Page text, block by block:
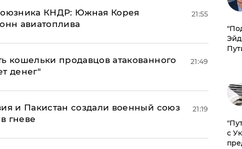
КНДР: Южная Корея
авиатоплива
21:55
кошельки продавцов атакованного
денег"
21:49
и Пакистан создали военный союз
гневе
21:19
с